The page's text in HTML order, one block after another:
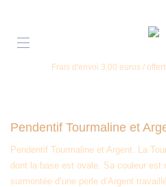
Frais d'envoi 3,00 euros /
Pendentif Tourmaline et
Pendentif Tourmaline et Argent. La
dont la base est ovale. Sa couleur est
surmontée d’une perle d’Argent